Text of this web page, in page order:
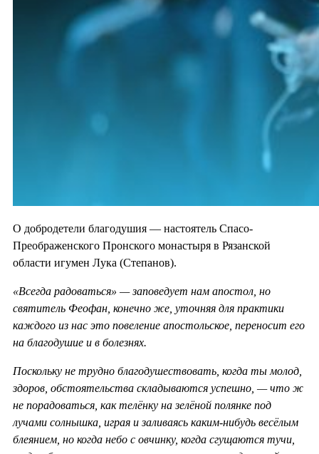
О добродетели благодушия — настоятель Спасо-
Преображенского Пронского монастыря в Рязанской
области игумен Лука (Степанов).
«Всегда радоваться» — заповедует нам апостол, но
святитель Феофан, конечно же, уточняя для практики
каждого из нас это повеление апостольское, переносит его
на благодушие и в болезнях.
Поскольку не трудно благодушествовать, когда ты молод,
здоров, обстоятельства складываются успешно, — что ж
не порадоваться, как телёнку на зелёной полянке под
лучами солнышка, играя и заливаясь каким-нибудь весёлым
блеянием, но когда небо с овчинку, когда сгущаются тучи,